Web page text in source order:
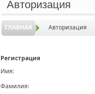
Авторизация
ГЛАВНАЯ Авторизация
Регистрация
Имя:
Фамилия: